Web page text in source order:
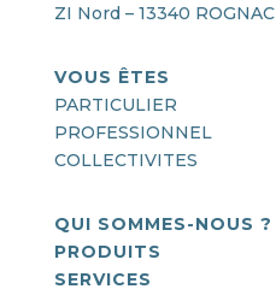
ZI Nord – 13340 ROGNAC
VOUS ÊTES
PARTICULIER
PROFESSIONNEL
COLLECTIVITES
QUI SOMMES-NOUS ?
PRODUITS
SERVICES